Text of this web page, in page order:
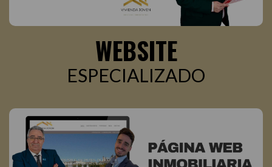
WEBSITE
ESPECIALIZADO